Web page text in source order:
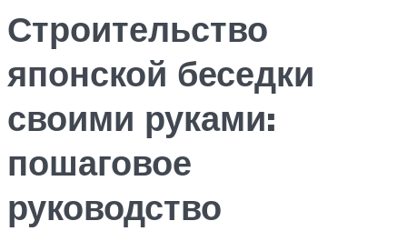
Строительство
японской беседки
своими руками:
пошаговое
руководство